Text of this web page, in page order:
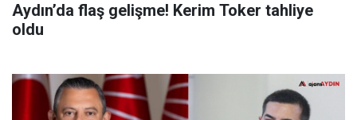
Aydın’da flaş gelişme! Kerim Toker tahliye
oldu